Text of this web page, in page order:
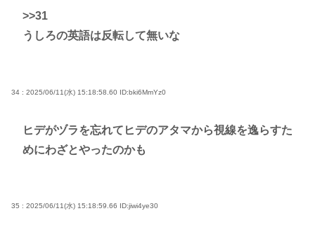
>>31
うしろの英語は反転して無いな
34 : 2025/06/11(水) 15:18:58.60 ID:bki6MmYz0
ヒデがヅラを忘れてヒデのアタマから視線を逸らすた
めにわざとやったのかも
35 : 2025/06/11(水) 15:18:59.66 ID:jiwi4ye30